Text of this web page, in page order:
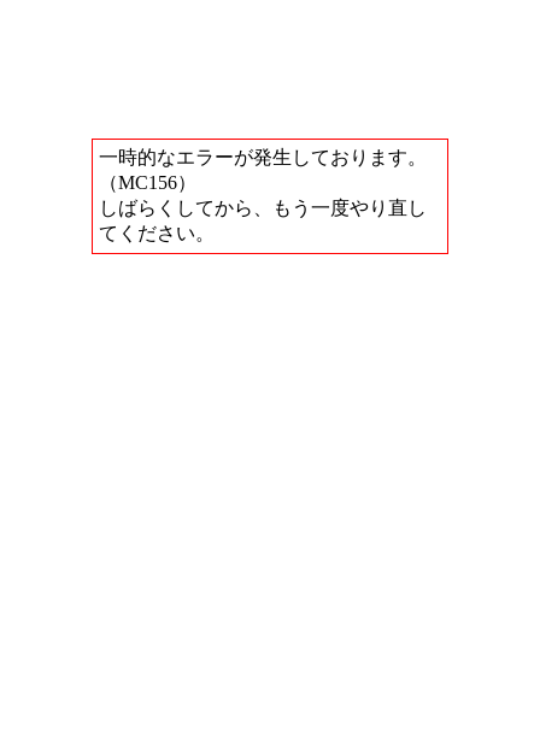
一時的なエラーが発生しております。
（MC156）
しばらくしてから、もう一度やり直し
てください。